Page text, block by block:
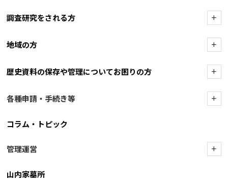
調査研究をされる方 +
地域の方 +
歴史資料の保存や管理についてお困りの方 +
各種申請・手続き等 +
コラム・トピック
管理運営 +
山内家墓所